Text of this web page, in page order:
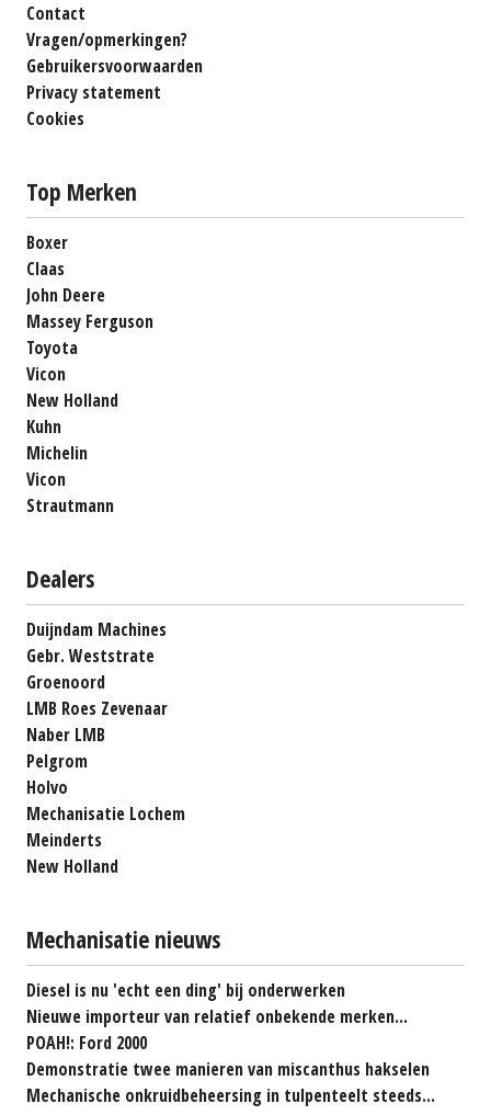
Contact
Vragen/opmerkingen?
Gebruikersvoorwaarden
Privacy statement
Cookies
Top Merken
Boxer
Claas
John Deere
Massey Ferguson
Toyota
Vicon
New Holland
Kuhn
Michelin
Vicon
Strautmann
Dealers
Duijndam Machines
Gebr. Weststrate
Groenoord
LMB Roes Zevenaar
Naber LMB
Pelgrom
Holvo
Mechanisatie Lochem
Meinderts
New Holland
Mechanisatie nieuws
Diesel is nu 'echt een ding' bij onderwerken
Nieuwe importeur van relatief onbekende merken...
POAH!: Ford 2000
Demonstratie twee manieren van miscanthus hakselen
Mechanische onkruidbeheersing in tulpenteelt steeds...